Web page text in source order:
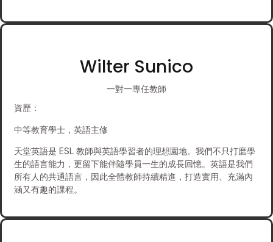
Wilter Sunico
一對一專任教師
資歷：
中等教育學士，英語主修
天堂英語是 ESL 教師與英語學習者的理想園地。我們不只打磨學
生的語言能力，更留下能伴隨學員一生的成長回憶。英語是我們
所有人的共通語言，因此全體教師持續精進，打造實用、充滿內
涵又有趣的課程。